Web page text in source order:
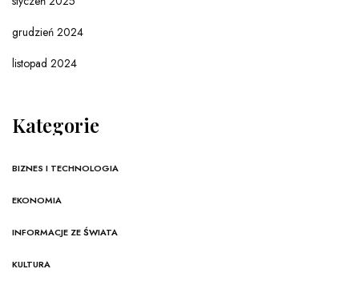
grudzień 2024
listopad 2024
Kategorie
BIZNES I TECHNOLOGIA
EKONOMIA
INFORMACJE ZE ŚWIATA
KULTURA